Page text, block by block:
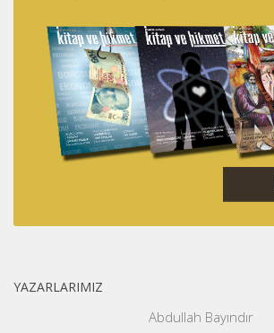
YAZARLARIMIZ
Abdullah Bayındır